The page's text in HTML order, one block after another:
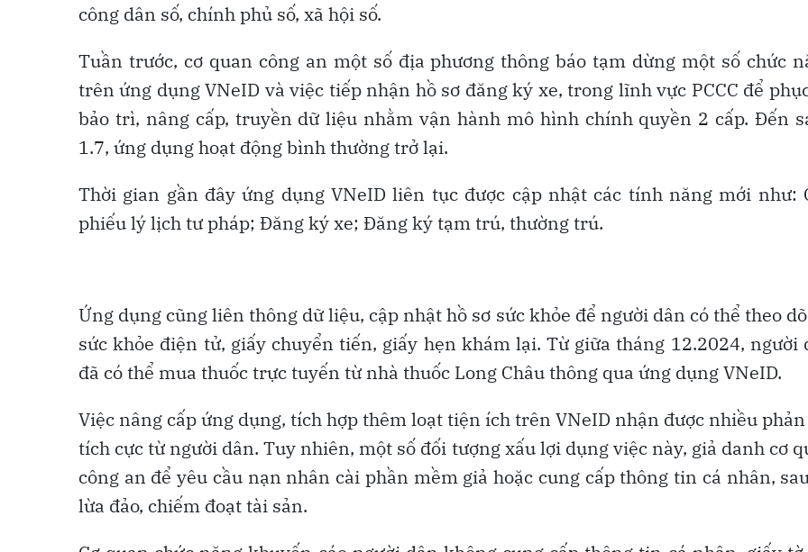
công dân số, chính phủ số, xã hội số.
Tuần trước, cơ quan công an một số địa phương thông báo tạm dừng một số chức
trên ứng dụng VNeID và việc tiếp nhận hồ sơ đăng ký xe, trong lĩnh vực PCCC để
bảo trì, nâng cấp, truyền dữ liệu nhằm vận hành mô hình chính quyền 2 cấp. Đến
1.7, ứng dụng hoạt động bình thường trở lại.
Thời gian gần đây ứng dụng VNeID liên tục được cập nhật các tính năng mới như:
phiếu lý lịch tư pháp; Đăng ký xe; Đăng ký tạm trú, thường trú.
Ứng dụng cũng liên thông dữ liệu, cập nhật hồ sơ sức khỏe để người dân có thể theo
sức khỏe điện tử, giấy chuyển tiến, giấy hẹn khám lại. Từ giữa tháng 12.2024, người
đã có thể mua thuốc trực tuyến từ nhà thuốc Long Châu thông qua ứng dụng VNeID.
Việc nâng cấp ứng dụng, tích hợp thêm loạt tiện ích trên VNeID nhận được nhiều
tích cực từ người dân. Tuy nhiên, một số đối tượng xấu lợi dụng việc này, giả danh cơ
công an để yêu cầu nạn nhân cài phần mềm giả hoặc cung cấp thông tin cá nhân,
lừa đảo, chiếm đoạt tài sản.